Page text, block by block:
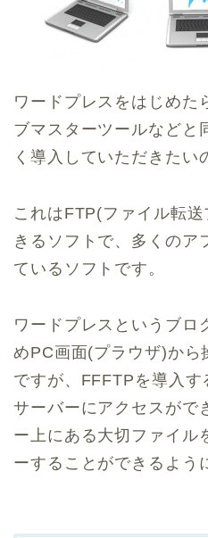
ワードプレスをはじめた
ブマスターツールなどと
く導入していただきたい
これはFTP(ファイル転
きるソフトで、多くのア
ているソフトです。
ワードプレスというブロ
めPC画面(プラウザ)から
ですが、FFFTPを導入す
サーバーにアクセスがで
ー上にある大切ファイル
ーすることができるよう